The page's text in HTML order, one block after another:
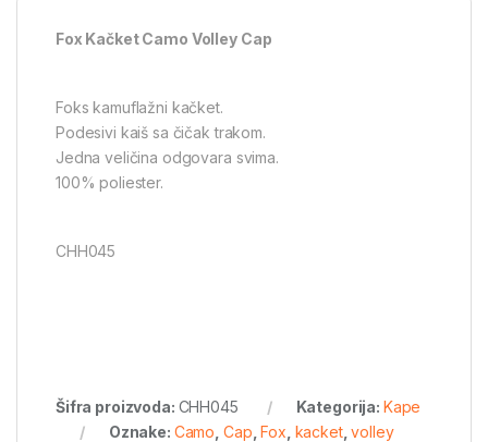
Fox Kačket Camo Volley Cap
Foks kamuflažni kačket.
Podesivi kaiš sa čičak trakom.
Jedna veličina odgovara svima.
100% poliester.
CHH045
Šifra proizvoda: CHH045 Kategorija: Kape
Oznake: Camo Cap ,Fox kacket,volley